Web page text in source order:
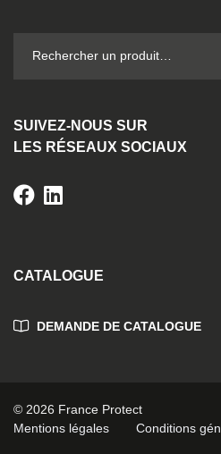
SUIVEZ-NOUS SUR
LES RÉSEAUX SOCIAUX
CATALOGUE
DEMANDE DE CATALOGUE
© 2026 France Protect
Mentions légales
Conditions